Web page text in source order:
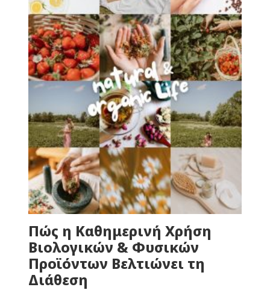
Πώς η Καθημερινή Χρήση
Βιολογικών & Φυσικών
Προϊόντων Βελτιώνει τη
Διάθεση